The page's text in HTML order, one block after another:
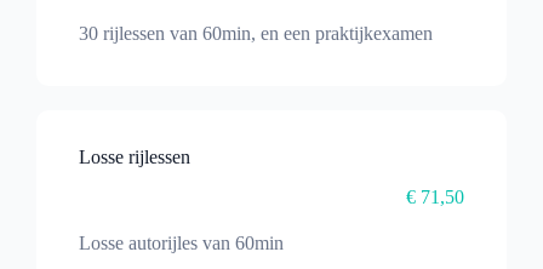
30 rijlessen van 60min, en een praktijkexamen
Losse rijlessen
€ 71,50
Losse autorijles van 60min